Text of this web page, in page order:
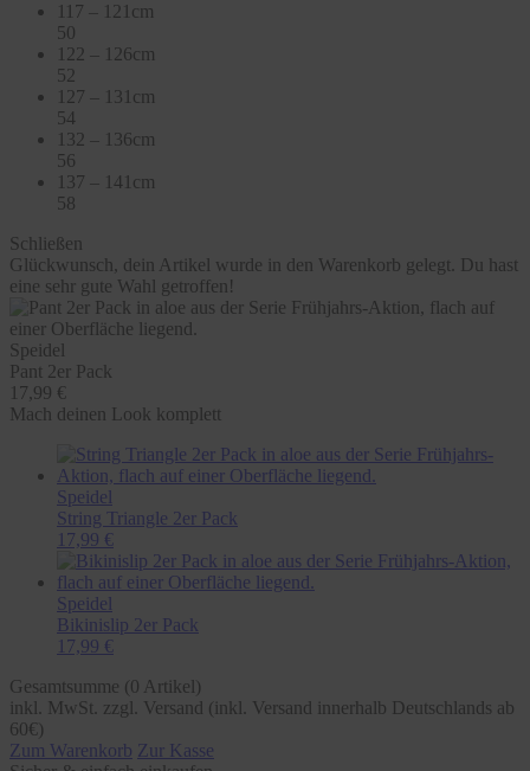
117 – 121cm
50
122 – 126cm
52
127 – 131cm
54
132 – 136cm
56
137 – 141cm
58
Schließen
Glückwunsch, dein Artikel wurde in den Warenkorb gelegt. Du hast
eine sehr gute Wahl getroffen!
Speidel
Pant 2er Pack
17,99 €
Mach deinen Look komplett
Speidel
String Triangle 2er Pack
17,99 €
Speidel
Bikinislip 2er Pack
17,99 €
Gesamtsumme (0 Artikel)
inkl. MwSt. zzgl. Versand (inkl. Versand innerhalb Deutschlands ab
60€)
Zum Warenkorb Zur Kasse